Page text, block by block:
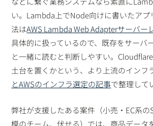
い。Lambda上でNode向けに書いたアプ
法はAWS Lambda Web Adapterサーバー
具体的に扱っているので、既存をサーバ
と一緒に読むと判断しやすい。
土台を置くかという、より上流のインフ
とAWSのインフラ選定の記事で整理して
弊社が支援したある案件（小売・EC系の
模のチーム、伏せる）では、商品データ